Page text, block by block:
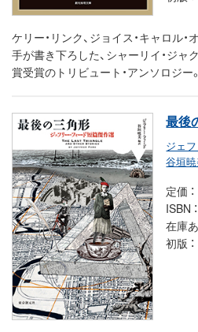
ケリー・リンク、ジョイス・キャロル
手が書き下ろした、シャーリイ・ジャ
賞受賞のトリビュート・アンソロジー。
最後
ジェ
谷垣
定価
ISBN
在庫
初版